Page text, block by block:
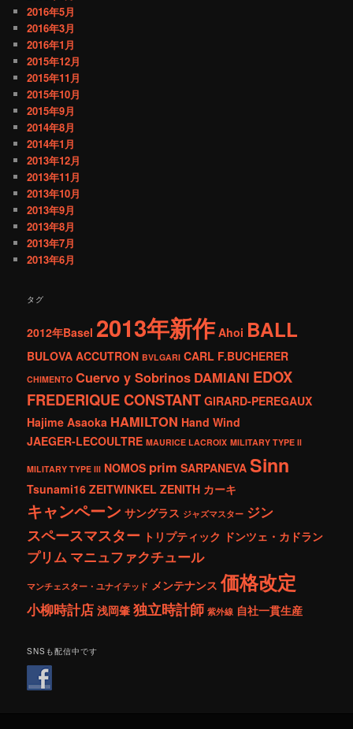
2016年5月
2016年3月
2016年1月
2015年12月
2015年11月
2015年10月
2015年9月
2014年8月
2014年1月
2013年12月
2013年11月
2013年10月
2013年9月
2013年8月
2013年7月
2013年6月
タグ
2012年Basel 2013年新作 Ahoi BALL
BULOVA ACCUTRON BVLGARI CARL F.BUCHERER
CHIMENTO Cuervo y Sobrinos DAMIANI EDOX
FREDERIQUE CONSTANT GIRARD-PEREGAUX
Hajime Asaoka HAMILTON Hand Wind
JAEGER-LECOULTRE MAURICE LACROIX MILITARY TYPE ll
MILITARY TYPE lll NOMOS prim SARPANEVA Sinn
Tsunami16 ZEITWINKEL ZENITH カーキ
キャンペーン サングラス ジャズマスター ジン
スペースマスター トリプティック ドンツェ・カドラン
プリム マニュファクチュール
マンチェスター・ユナイテッド メンテナンス 価格改定
小柳時計店 浅岡肇 独立時計師 紫外線 自社一貫生産
SNSも配信中です